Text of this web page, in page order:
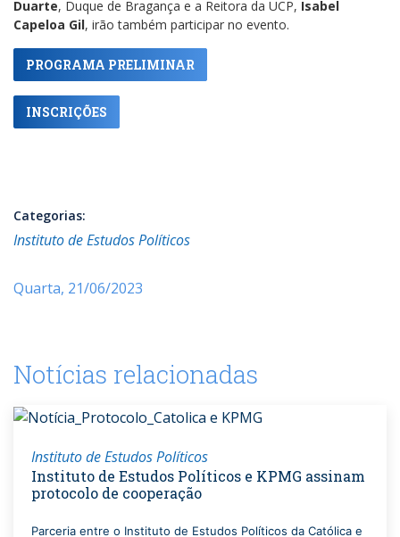
Duarte, Duque de Bragança e a Reitora da UCP, Isabel
Capeloa Gil, irão também participar no evento.
PROGRAMA PRELIMINAR
INSCRIÇÕES
Categorias:
Instituto de Estudos Políticos
Quarta, 21/06/2023
Notícias relacionadas
Instituto de Estudos Políticos
Instituto de Estudos Políticos e KPMG assinam
protocolo de cooperação
Parceria entre o Instituto de Estudos Políticos da Católica e